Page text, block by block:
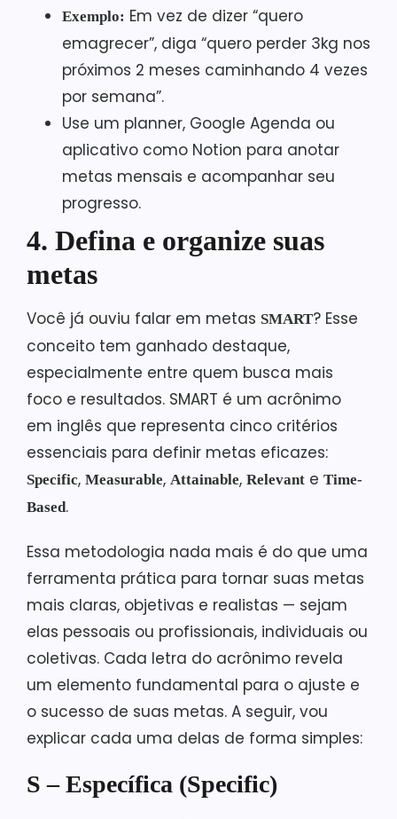
Exemplo: Em vez de dizer “quero
emagrecer”, diga “quero perder 3kg nos
próximos 2 meses caminhando 4 vezes
por semana”.
Use um planner, Google Agenda ou
aplicativo como Notion para anotar
metas mensais e acompanhar seu
progresso.
4. Defina e organize suas
metas
Você já ouviu falar em metas SMART? Esse
conceito tem ganhado destaque,
especialmente entre quem busca mais
foco e resultados. SMART é um acrônimo
em inglês que representa cinco critérios
essenciais para definir metas eficazes:
Specific, Measurable, Attainable, Relevant e Time-
Based.
Essa metodologia nada mais é do que uma
ferramenta prática para tornar suas metas
mais claras, objetivas e realistas — sejam
elas pessoais ou profissionais, individuais ou
coletivas. Cada letra do acrônimo revela
um elemento fundamental para o ajuste e
o sucesso de suas metas. A seguir, vou
explicar cada uma delas de forma simples:
S – Específica (Specific)